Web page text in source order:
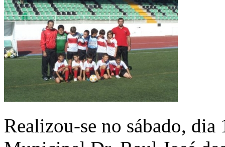
Realizou-se no sábado,